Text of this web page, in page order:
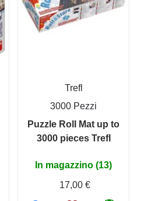
Trefl
3000 Pezzi
Puzzle Roll Mat up to
3000 pieces Trefl
In magazzino (13)
17,00 €